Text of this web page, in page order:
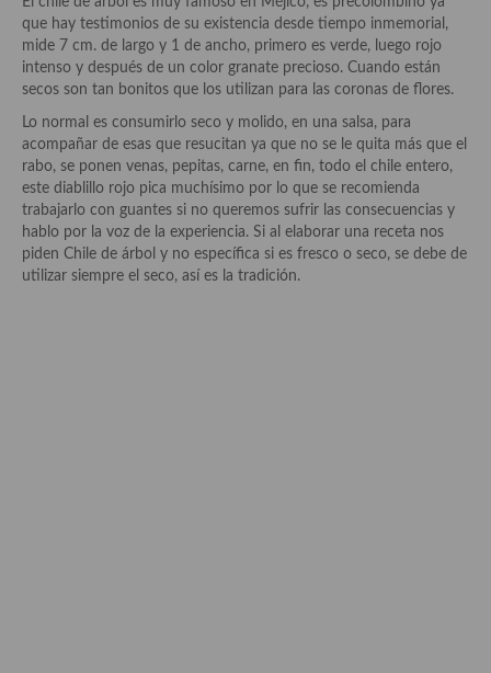
En la mesa: menaje, vajilla, técnicas de emplatado, decoración
Especias, hierbas, condimentos, espesantes y aditivos
Historia de la gastronomía, platos celebres, cocineros, críticos,
historias culinarias y otras cosas
Origen y evolución de la comida
Protocolo y buenas maneras.
Ocio – restaurantes, bares, tabernas
que hay testimonios de su existencia desde tiempo inmemorial,
mide 7 cm. de largo y 1 de ancho, primero es verde, luego rojo
intenso y después de un color granate precioso. Cuando están
secos son tan bonitos que los utilizan para las coronas de flores.
Lo normal es consumirlo seco y molido, en una salsa, para
acompañar de esas que resucitan ya que no se le quita más que el
rabo, se ponen venas, pepitas, carne, en fin, todo el chile entero,
este diablillo rojo pica muchísimo por lo que se recomienda
trabajarlo con guantes si no queremos sufrir las consecuencias y
hablo por la voz de la experiencia. Si al elaborar una receta nos
piden Chile de árbol y no específica si es fresco o seco, se debe de
utilizar siempre el seco, así es la tradición.